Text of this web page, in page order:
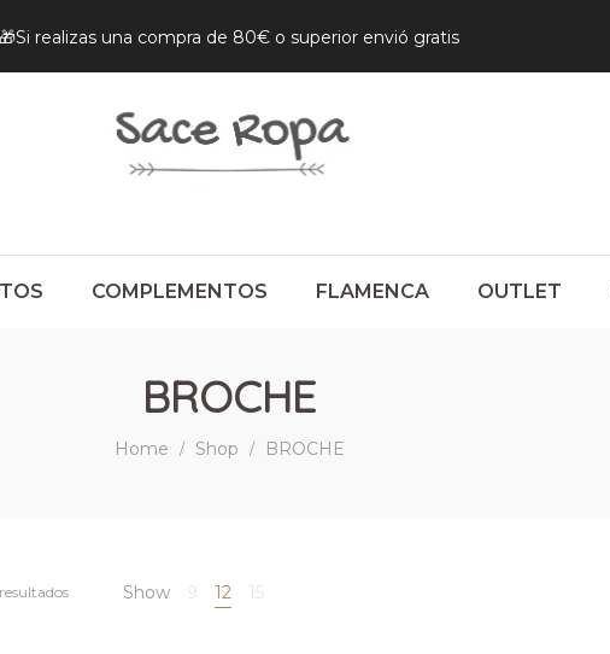
🎁Si realizas una compra de 80€ o superior envió gratis
COMPLEMENTOS FLAMENCA OUTLET
BROCHE
Home / Shop / BROCHE
Show 12 15